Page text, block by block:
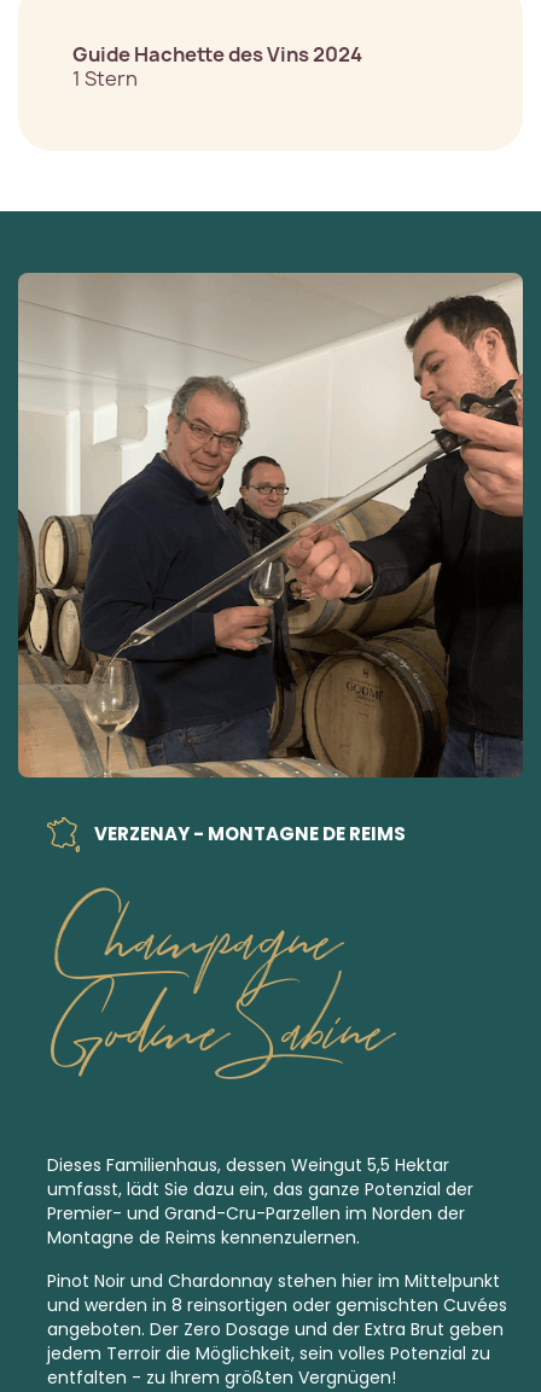
Guide Hachette des Vins 2024
1 Stern
VERZENAY - MONTAGNE DE REIMS
Champagne
Godme Sabine
Dieses Familienhaus, dessen Weingut 5,5 Hektar
umfasst, lädt Sie dazu ein, das ganze Potenzial der
Premier- und Grand-Cru-Parzellen im Norden der
Montagne de Reims kennenzulernen.
Pinot Noir und Chardonnay stehen hier im Mittelpunkt
und werden in 8 reinsortigen oder gemischten Cuvées
angeboten. Der Zero Dosage und der Extra Brut geben
jedem Terroir die Möglichkeit, sein volles Potenzial zu
entfalten - zu Ihrem größten Vergnügen!